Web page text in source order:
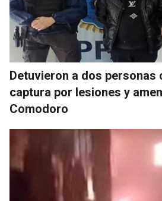
Detuvieron a dos personas
captura por lesiones y
Comodoro